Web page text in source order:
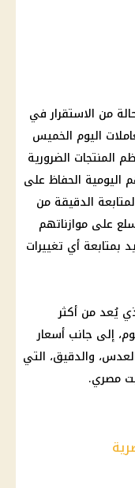
من الاستقرار في
اليوم الخميس
تواصل معظم المنتجات الضرورية
اليومية الحفاظ على
الدقيقة من
على موازناتهم
بمتابعة أي تغييرات
يُعد من أكثر
إلى جانب أسعار
والدقيق، التي
مصري.